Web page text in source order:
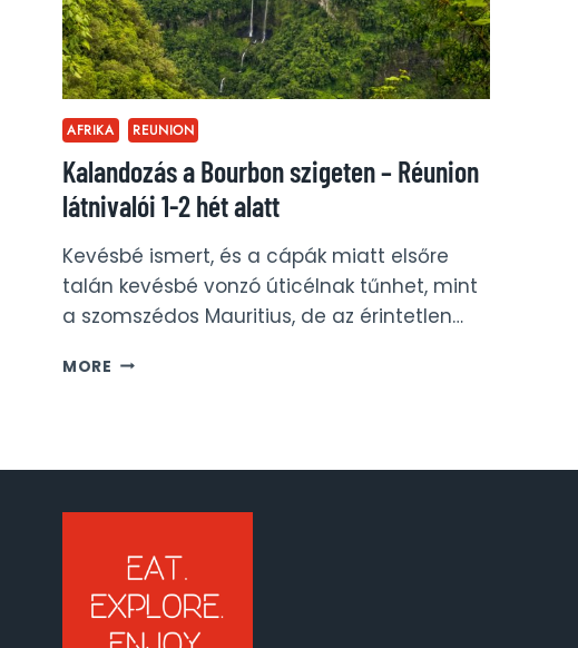
AFRIKA REUNION
Kalandozás a Bourbon szigeten – Réunion
látnivalói 1-2 hét alatt
Kevésbé ismert, és a cápák miatt elsőre
talán kevésbé vonzó úticélnak tűnhet, mint
a szomszédos Mauritius, de az érintetlen…
MORE KALANDOZÁS
HÉT
ALATT